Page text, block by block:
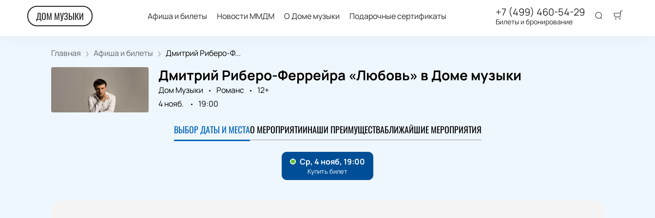
ДОМ МУЗЫКИ Афиша и билеты Новости ММДМ О Доме музыки Подарочные сертификаты +7 (499) 460-54-29
Билеты и бронирование
Главная Афиша и билеты Дмитрий Риберо-Ф...
Дмитрий Риберо-Феррейра «Любовь» в Доме музыки
Дом Музыки Романс
12+
4 нояб.
19:00
ВЫБОР ДАТЫ И МЕСТАО МЕРОПРИЯТИИНАШИ ПРЕИМУЩЕСТВАБЛИЖАЙШИЕ МЕРОПРИЯТИЯ